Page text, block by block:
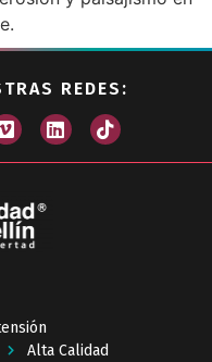
REDES:
Alta Calidad